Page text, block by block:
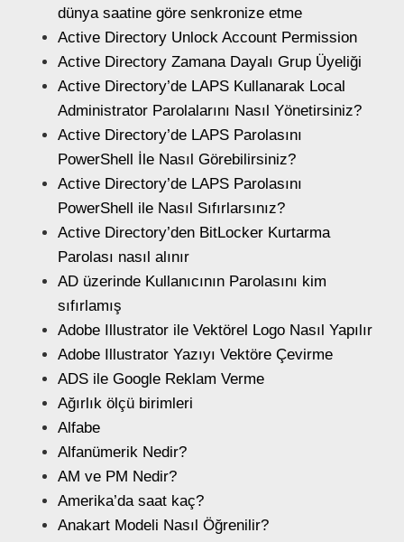
dünya saatine göre senkronize etme
Active Directory Unlock Account Permission
Active Directory Zamana Dayalı Grup Üyeliği
Active Directory’de LAPS Kullanarak Local
Administrator Parolalarını Nasıl Yönetirsiniz?
Active Directory’de LAPS Parolasını
PowerShell İle Nasıl Görebilirsiniz?
Active Directory’de LAPS Parolasını
PowerShell ile Nasıl Sıfırlarsınız?
Active Directory’den BitLocker Kurtarma
Parolası nasıl alınır
AD üzerinde Kullanıcının Parolasını kim
sıfırlamış
Adobe Illustrator ile Vektörel Logo Nasıl Yapılır
Adobe Illustrator Yazıyı Vektöre Çevirme
ADS ile Google Reklam Verme
Ağırlık ölçü birimleri
Alfabe
Alfanümerik Nedir?
AM ve PM Nedir?
Amerika’da saat kaç?
Anakart Modeli Nasıl Öğrenilir?